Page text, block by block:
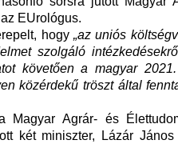
EUrológus.
hogy „az uniós
szolgáló
követően a magyar
közérdekű tröszt által
Agrár- és
két miniszter, Lázár